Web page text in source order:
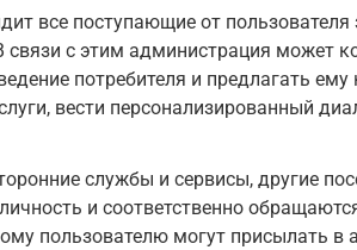
все поступающие от
связи с этим администрация может
потребителя и предлагать ему
вести персонализированный
службы и сервисы, другие
и соответственно
пользователю могут присылать в